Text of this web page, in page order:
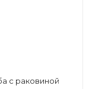
с раковиной